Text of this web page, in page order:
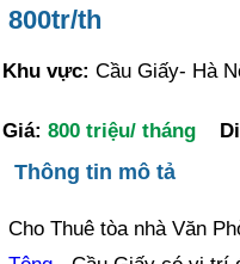
800tr/th
Khu vực: Cầu Giấy- Hà
Giá:800 triệu/ tháng
Thông tin mô tả
Cho Thuê tòa nhà Văn